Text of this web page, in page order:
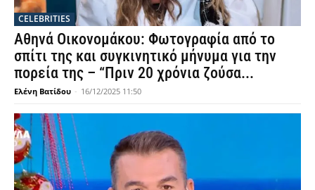
CELEBRITIES
Αθηνά Οικονομάκου: Φωτογραφία από το
σπίτι της και συγκινητικό μήνυμα για την
πορεία της – “Πριν 20 χρόνια ζούσα...
Ελένη Βατίδου - 16/12/2025 11:50